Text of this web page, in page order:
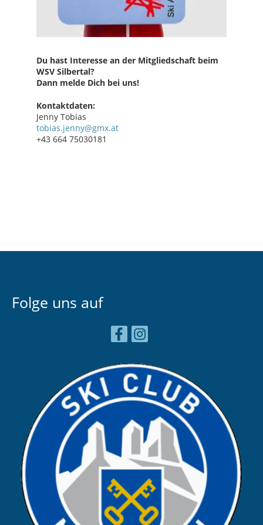
Du hast Interesse an der Mitgliedschaft beim
WSV Silbertal?
Dann melde Dich bei uns!
Kontaktdaten:
Jenny Tobias
tobias.jenny@gmx.at
+43 664 75030181
Folge uns auf